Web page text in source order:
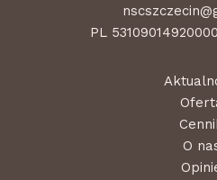
PL
O